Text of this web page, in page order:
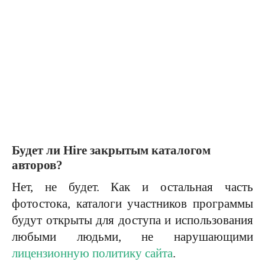
Будет ли Hire закрытым каталогом
авторов?
Нет, не будет. Как и остальная часть
фотостока, каталоги участников программы
будут открыты для доступа и использования
любыми людьми, не нарушающими
лицензионную политику сайта.